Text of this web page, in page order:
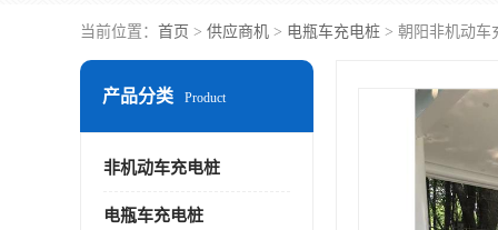
当前位置： 首页 > 供应商机 > 电瓶车充电桩 > 朝阳非机动车
产品分类 Product
非机动车充电桩
电瓶车充电桩